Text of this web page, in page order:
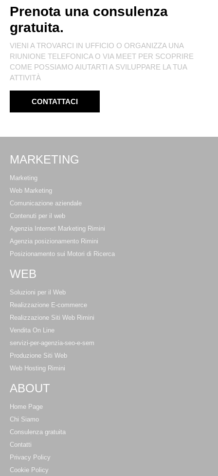
Prenota una consulenza
gratuita.
VIENI A TROVARCI IN UFFICIO O ORGANIZZA UNA
RIUNIONE TELEFONICA O VIA MEET PER SCOPRIRE
COME POSSIAMO AIUTARTI A SVILUPPARE LA TUA
ATTIVITÀ
CONTATTACI
MARKETING
Marketing
Web Marketing
Comunicazione aziendale
Contenuti per il web
Agenzia Internet Marketing Rimini
Agenzia posizionamento Rimini
Posizionamento sui Motori di Ricerca
WEB
Soluzioni per il Web
Realizzazione E-commerce
Realizzazione Siti Web Rimini
Vendita On Line
servizi-per-agenzia-seo-e-sem
Produzione Siti Web
Web Hosting Rimini
ABOUT
Home Page
Chi Siamo
Consulenza gratuita
Contatti
Privacy Policy
Cookie Policy